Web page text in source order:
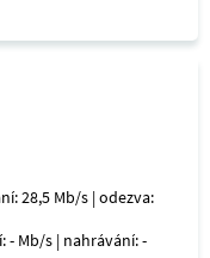
28,5 Mb/s | odezva:
- Mb/s | nahrávání: -